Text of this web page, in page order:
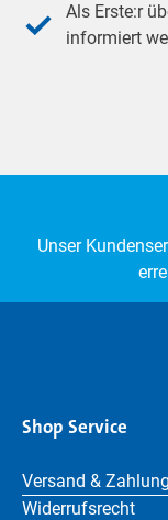
Als Erste:r
informiert
Unser
Shop Service
Versand &
Widerrufsrecht